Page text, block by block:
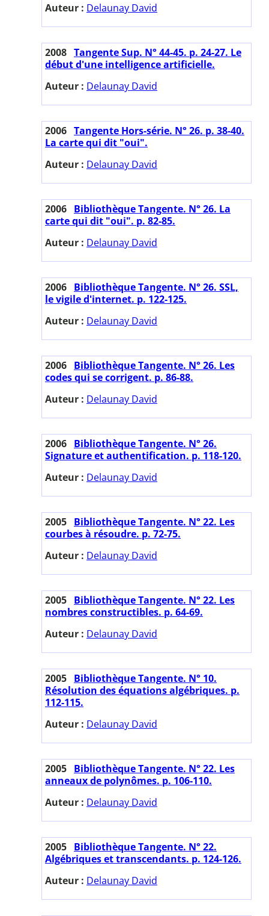
Auteur : Delaunay David
2008 Tangente Sup. N° 44-45. p. 24-27. Le
début d'une intelligence artificielle.
Auteur : Delaunay David
2006 Tangente Hors-série. N° 26. p. 38-40.
La carte qui dit "oui".
Auteur : Delaunay David
2006 Bibliothèque Tangente. N° 26. La
carte qui dit "oui". p. 82-85.
Auteur : Delaunay David
2006 Bibliothèque Tangente. N° 26. SSL,
le vigile d'internet. p. 122-125.
Auteur : Delaunay David
2006 Bibliothèque Tangente. N° 26. Les
codes qui se corrigent. p. 86-88.
Auteur : Delaunay David
2006 Bibliothèque Tangente. N° 26.
Signature et authentification. p. 118-120.
Auteur : Delaunay David
2005 Bibliothèque Tangente. N° 22. Les
courbes à résoudre. p. 72-75.
Auteur : Delaunay David
2005 Bibliothèque Tangente. N° 22. Les
nombres constructibles. p. 64-69.
Auteur : Delaunay David
2005 Bibliothèque Tangente. N° 10.
Résolution des équations algébriques. p.
112-115.
Auteur : Delaunay David
2005 Bibliothèque Tangente. N° 22. Les
anneaux de polynômes. p. 106-110.
Auteur : Delaunay David
2005 Bibliothèque Tangente. N° 22.
Algébriques et transcendants. p. 124-126.
Auteur : Delaunay David